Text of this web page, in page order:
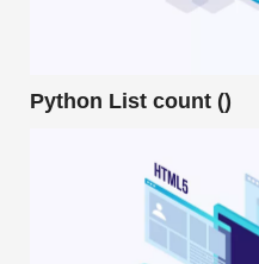
Python List count ()